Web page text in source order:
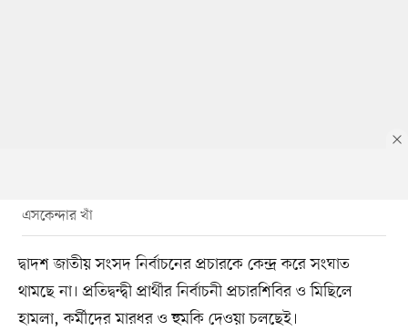
এসকেন্দার খাঁ
দ্বাদশ জাতীয় সংসদ নির্বাচনের প্রচারকে কেন্দ্র করে সংঘাত
থামছে না। প্রতিদ্বন্দ্বী প্রার্থীর নির্বাচনী প্রচারশিবির ও মিছিলে
হামলা, কর্মীদের মারধর ও হুমকি দেওয়া চলছেই।